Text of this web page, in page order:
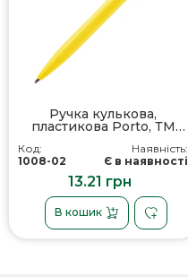
Ручка кулькова,
пластикова Porto, ТМ
Код:
1008-02
Наявність:
Є в наявності
13.21 грн
В кошик